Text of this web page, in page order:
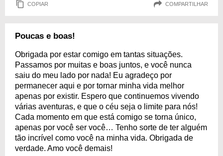
COPIAR COMPARTILHAR
Poucas e boas!
Obrigada por estar comigo em tantas situações.
Passamos por muitas e boas juntos, e você nunca
saiu do meu lado por nada! Eu agradeço por
permanecer aqui e por tornar minha vida melhor
apenas por existir. Espero que continuemos vivendo
várias aventuras, e que o céu seja o limite para nós!
Cada momento em que está comigo se torna único,
apenas por você ser você… Tenho sorte de ter alguém
tão incrível como você na minha vida. Obrigada de
verdade. Amo você demais!